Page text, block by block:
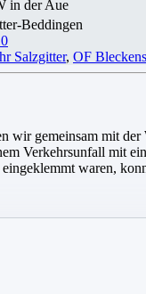
in der Aue
Beddingen
Salzgitter, OF
wir gemeinsam mit
Verkehrsunfall mit
waren,